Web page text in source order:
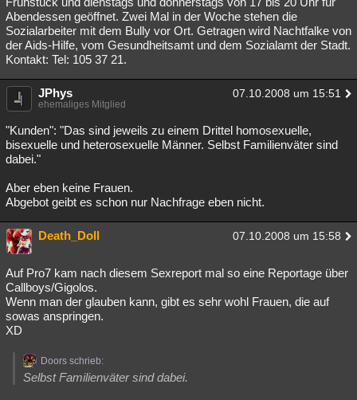
Abendessen geöffnet. Zwei Mal in der Woche stehen die
Sozialarbeiter mit dem Bully vor Ort. Getragen wird Nachtfalke von
der Aids-Hilfe, vom Gesundheitsamt und dem Sozialamt der Stadt.
Kontakt: Tel: 105 37 21.
JPhys 07.10.2008 um 15:51
ehemaliges Mitglied
"Kunden": "Das sind jeweils zu einem Drittel homosexuelle,
bisexuelle und heterosexuelle Männer. Selbst Familienväter sind
dabei."
Aber eben keine Frauen.
Abgebot geibt es schon nur Nachfrage eben nicht.
Death_Doll 07.10.2008 um 15:58
Auf Pro7 kam nach diesem Sexreport mal so eine Reportage über
Callboys/Gigolos.
Wenn man der glauben kann, gibt es sehr wohl Frauen, die auf
sowas anspringen.
XD
Doors schrieb:
Selbst Familienväter sind dabei.